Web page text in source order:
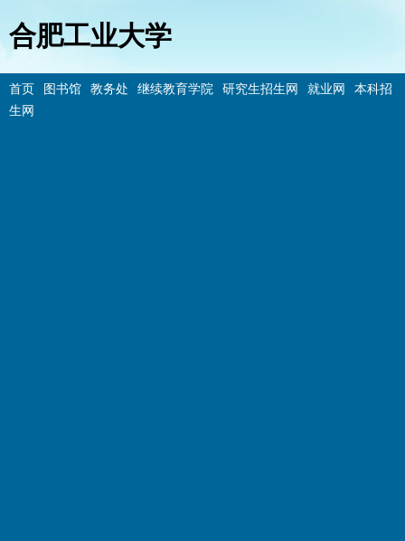
合肥工业大学
首页 图书馆 教务处 继续教育学院 研究生招生网 就业网
本科招
生网